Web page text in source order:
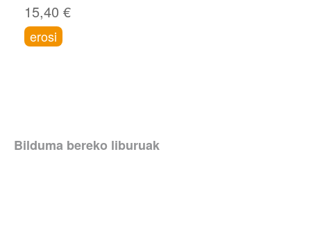
15,40 €
erosi
Bilduma bereko liburuak